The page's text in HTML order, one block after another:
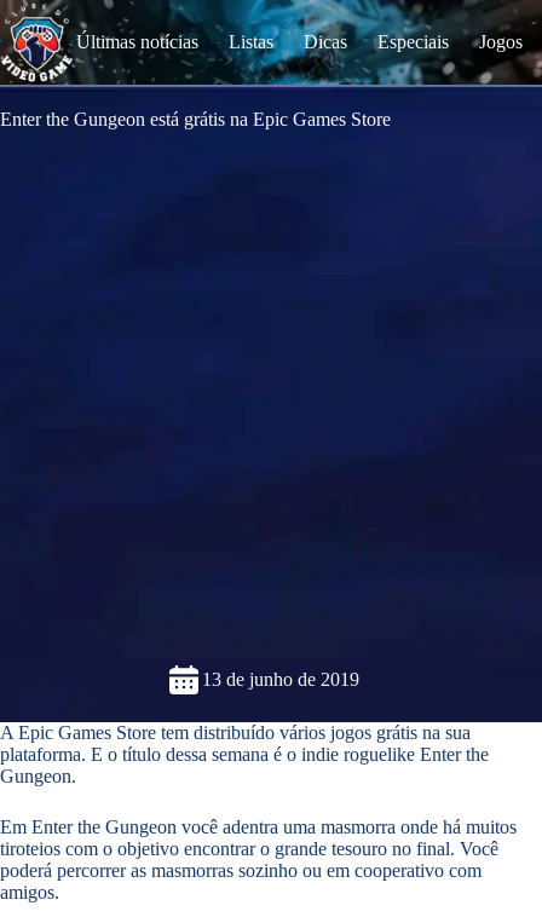
k
i
p
o
Últimas notícias Listas Dicas Especiais Jogos
Enter the Gungeon está grátis na Epic Games Store
13 de junho de 2019
A Epic Games Store tem distribuído vários jogos grátis na sua
plataforma. E o título dessa semana é o indie roguelike Enter the
Gungeon.
Em Enter the Gungeon você adentra uma masmorra onde há muitos
tiroteios com o objetivo encontrar o grande tesouro no final. Você
poderá percorrer as masmorras sozinho ou em cooperativo com
amigos.